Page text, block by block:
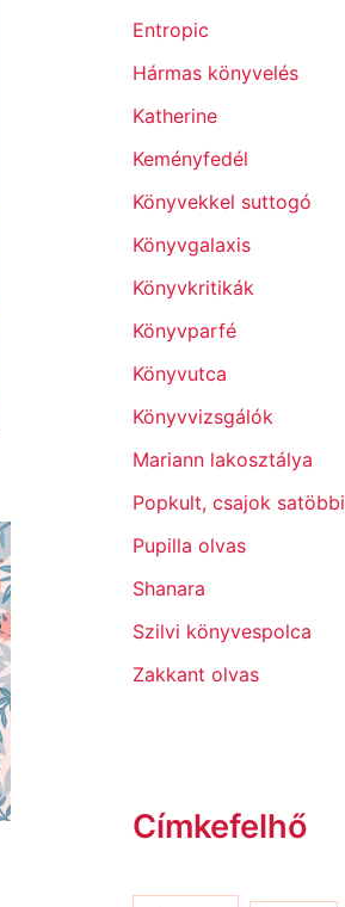
Entropic
Hármas könyvelés
Katherine
Keményfedél
Könyvekkel suttogó
Könyvgalaxis
Könyvkritikák
Könyvparfé
Könyvutca
Könyvvizsgálók
Mariann lakosztálya
Popkult, csajok satöbbi
Pupilla olvas
Shanara
Szilvi könyvespolca
Zakkant olvas
Címkefelhő